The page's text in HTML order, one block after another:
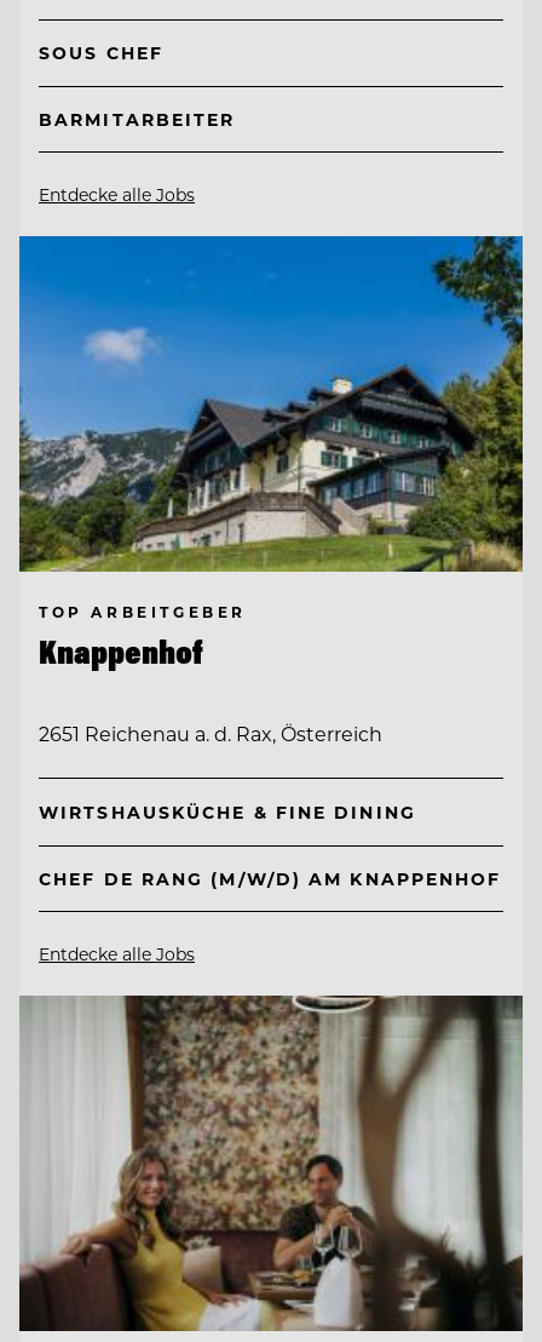
SOUS CHEF
BARMITARBEITER
Entdecke alle Jobs
TOP ARBEITGEBER
Knappenhof
2651 Reichenau a. d. Rax, Österreich
WIRTSHAUSKÜCHE & FINE DINING
CHEF DE RANG (M/W/D) AM KNAPPENHOF
Entdecke alle Jobs